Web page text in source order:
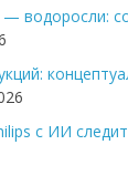
водоросли:
с ИИ